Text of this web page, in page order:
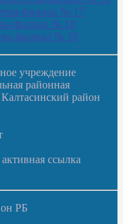
филиал № 17
филиал № 18
филиал № 10
учреждение
районная
район
ссылка
РБ